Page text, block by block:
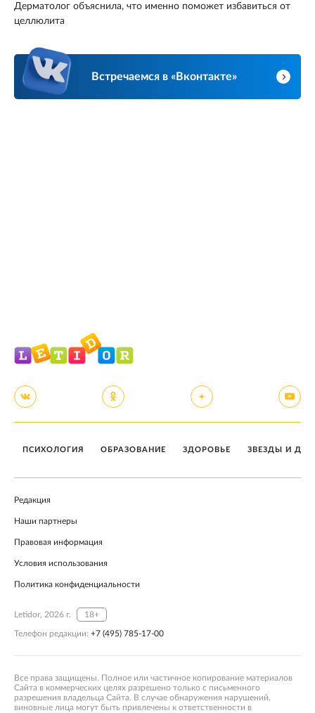
Дерматолог объяснила, что именно поможет избавиться от
целлюлита
Встречаемся в «Вконтакте»
ПСИХОЛОГИЯ ОБРАЗОВАНИЕ ЗДОРОВЬЕ ЗВЕЗДЫ И
Редакция
Наши партнеры
Правовая информация
Условия использования
Политика конфиденциальности
Letidor, 2026 г. 18+
Телефон редакции: +7 (495) 785-17-00
Все права защищены. Полное или частичное копирование материалов
Сайта в коммерческих целях разрешено только с письменного
разрешения владельца Сайта. В случае обнаружения нарушений,
виновные лица могут быть привлечены к ответственности в